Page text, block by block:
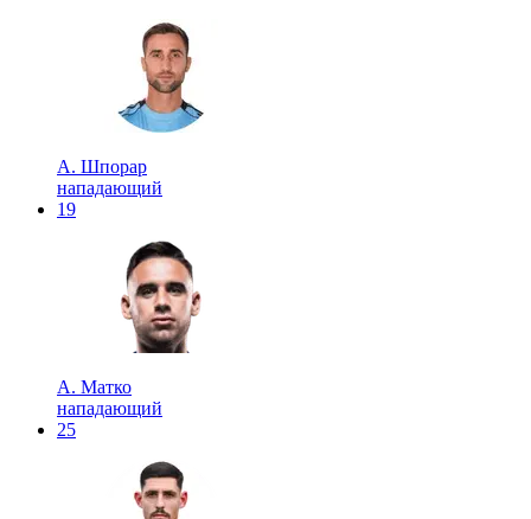
А. Шпорар
нападающий
19
А. Матко
нападающий
25